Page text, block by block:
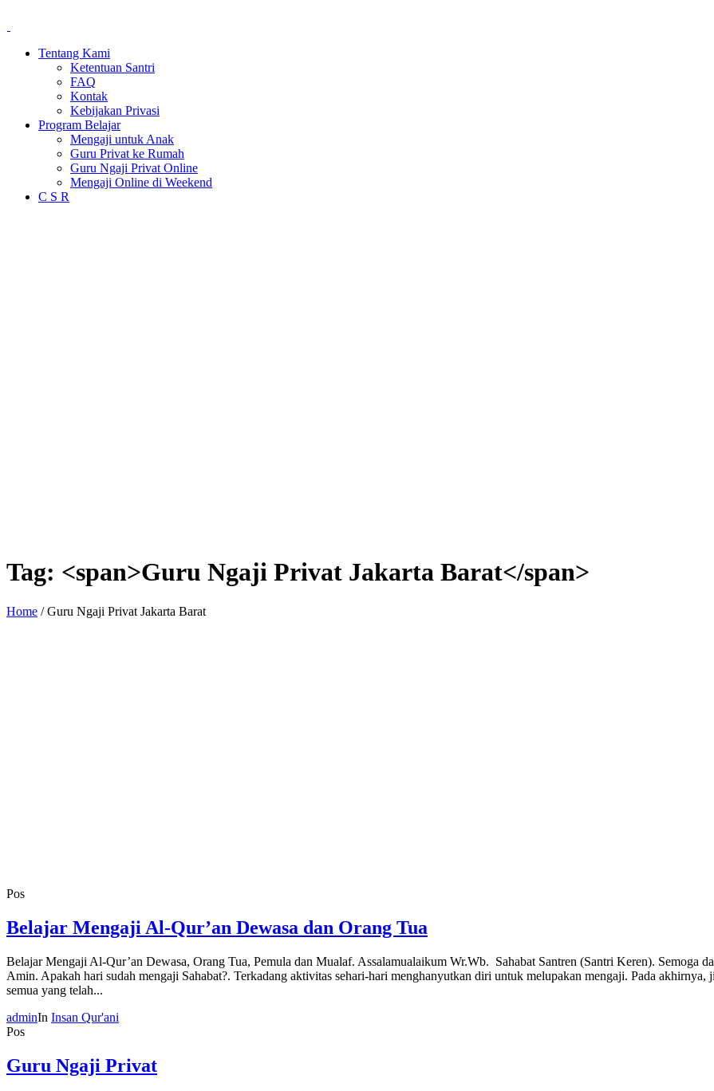
Tentang Kami
Ketentuan Santri
FAQ
Kontak
Kebijakan Privasi
Program Belajar
Mengaji untuk Anak
Guru Privat ke Rumah
Guru Ngaji Privat Online
Mengaji Online di Weekend
C S R
Tag: <span>Guru Ngaji Privat Jakarta Barat</span>
Home /Guru Ngaji Privat Jakarta Barat
Pos
Belajar Mengaji Al-Qur’an Dewasa dan Orang Tua
Belajar Mengaji Al-Qur’an Dewasa, Orang Tua, Pemula dan Mualaf. Assalamualaikum Wr.Wb. Sahabat Santren (Santri Keren). Semoga
Amin. Apakah hari sudah mengaji Sahabat?. Terkadang aktivitas sehari-hari menghanyutkan diri untuk melupakan mengaji. Pada
semua yang telah...
adminIn Insan Qur'ani
Pos
Guru Ngaji Privat